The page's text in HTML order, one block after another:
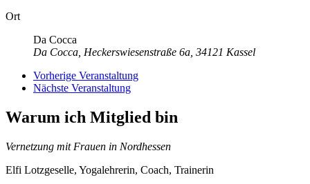
Ort
Da Cocca
Da Cocca, Heckerswiesenstraße 6a, 34121 Kassel
Vorherige Veranstaltung
Nächste Veranstaltung
Warum ich Mitglied bin
Vernetzung mit Frauen in Nordhessen
Elfi Lotzgeselle, Yogalehrerin, Coach, Trainerin